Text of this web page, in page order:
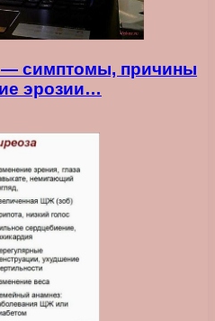
— симптомы, причины
эрозии…